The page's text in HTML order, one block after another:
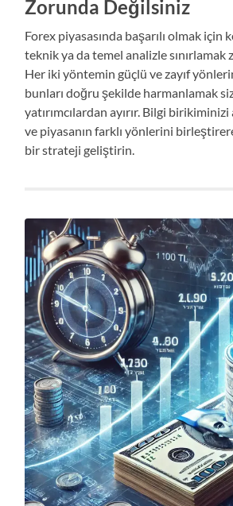
Zorunda Değilsiniz
Forex piyasasında başarılı olmak için
teknik ya da temel analizle
Her iki yöntemin güçlü ve zayıf
bunları doğru şekilde harmanlamak
yatırımcılardan ayırır. Bilgi birikiminizi
ve piyasanın farklı yönlerini
bir strateji geliştirin.